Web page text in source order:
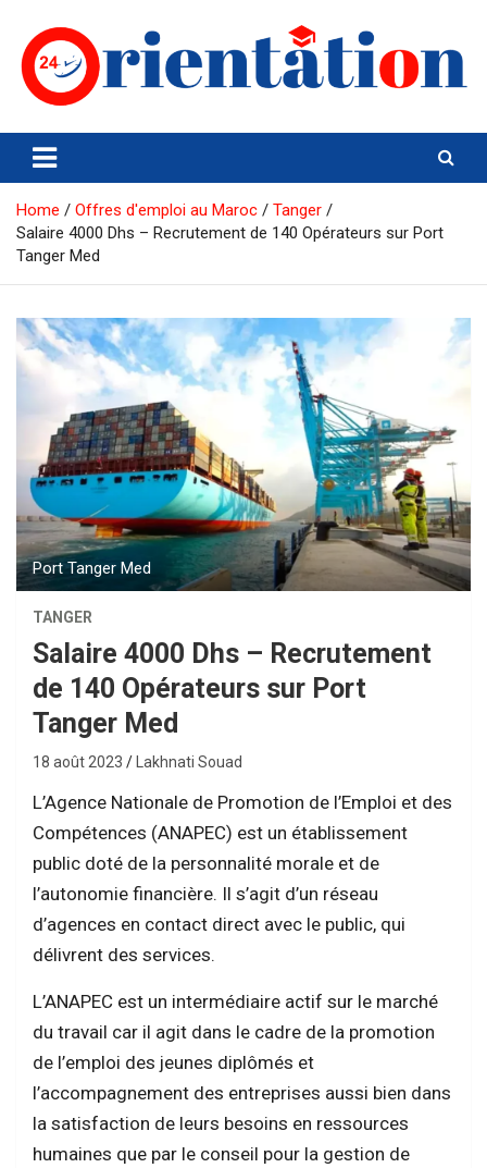
content
Orientation24
Emploi et Orientation au Maroc
Home Offres d'emploi au Maroc
Tanger
Salaire 4000 Dhs – Recrutement de 140 Opérateurs sur Port
Tanger Med
Port Tanger Med
TANGER
Salaire 4000 Dhs – Recrutement
de 140 Opérateurs sur Port
Tanger Med
18 août 2023 Lakhnati Souad
L’Agence Nationale de Promotion de l’Emploi et des
Compétences (ANAPEC) est un établissement
public doté de la personnalité morale et de
l’autonomie financière. Il s’agit d’un réseau
d’agences en contact direct avec le public, qui
délivrent des services.
L’ANAPEC est un intermédiaire actif sur le marché
du travail car il agit dans le cadre de la promotion
de l’emploi des jeunes diplômés et
l’accompagnement des entreprises aussi bien dans
la satisfaction de leurs besoins en ressources
humaines que par le conseil pour la gestion de